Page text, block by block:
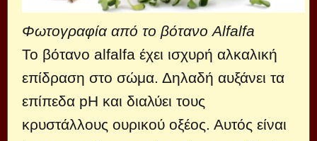
Φωτογραφία από το βότανο Alfalfa
Το βότανο alfalfa έχει ισχυρή αλκαλική
επίδραση στο σώμα. Δηλαδή αυξάνει τα
επίπεδα pH και διαλύει τους
κρυστάλλους ουρικού οξέος. Αυτός είναι